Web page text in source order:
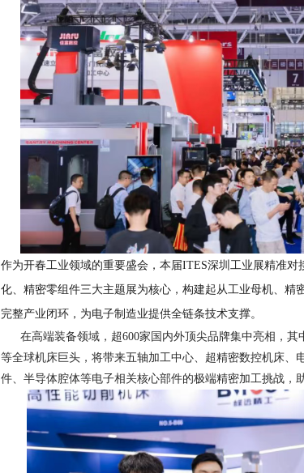
作为开春工业领域的重要盛会，本届ITES深圳工业展精准
化、精密零组件三大主题展为核心，构建起从工业母机、精
完整产业闭环，为电子制造业提供全链条技术支撑。
在高端装备领域，超600家国内外顶尖品牌集中亮相，
等全球机床巨头，将带来五轴加工中心、超精密数控机床、
件、半导体腔体等电子相关核心部件的极端精密加工挑战，